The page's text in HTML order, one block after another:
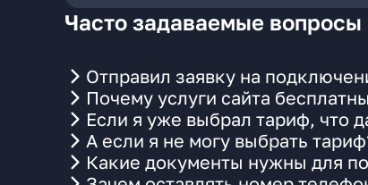
Часто задаваемые вопросы
Отправил заявку на
Почему услуги сайта
Если я уже выбрал тариф, что
А если я не могу выбрать
Какие документы нужны для